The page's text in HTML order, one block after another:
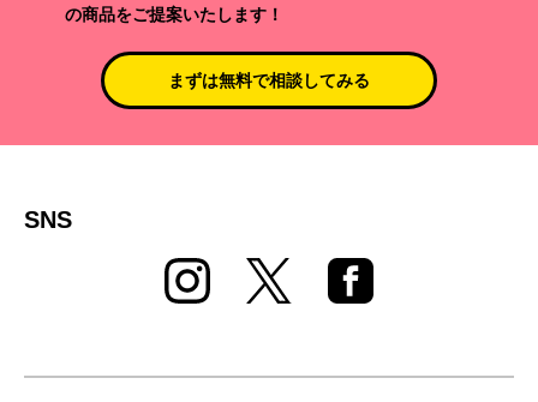
の商品をご提案いたします！
まずは無料で相談してみる
SNS